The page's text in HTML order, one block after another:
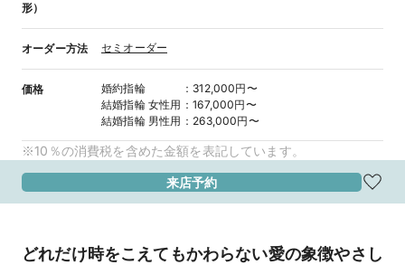
形）
オーダー方法 セミオーダー
価格 婚約指輪 ： 312,000円〜
結婚指輪 女性用 ：167,000円〜
結婚指輪 男性用 ： 263,000円〜
※10％の消費税を含めた金額を表記しています。
来店予約
どれだけ時をこえてもかわらない愛の象徴やさし